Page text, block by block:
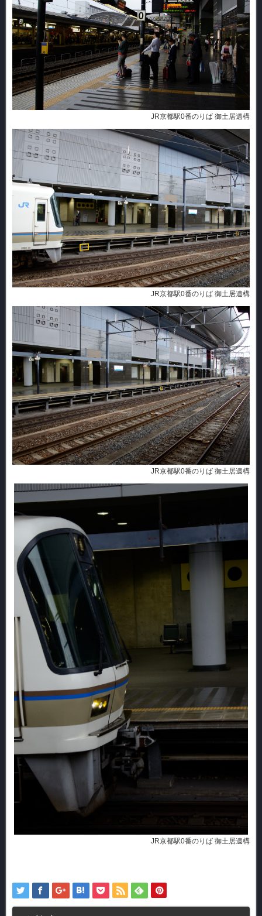
JR京都駅0番のりば 御土居遺構
JR京都駅0番のりば 御土居遺構
JR京都駅0番のりば 御土居遺構
JR京都駅0番のりば 御土居遺構